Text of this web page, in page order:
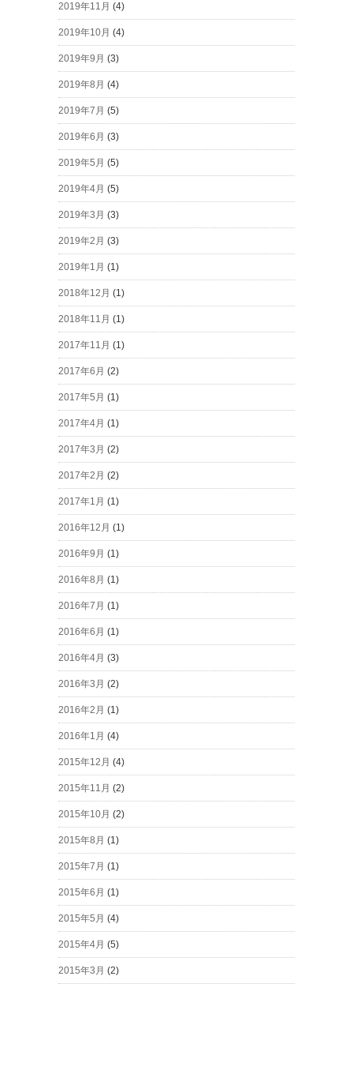
2019年11月 (4)
2019年10月 (4)
2019年9月 (3)
2019年8月 (4)
2019年7月 (5)
2019年6月 (3)
2019年5月 (5)
2019年4月 (5)
2019年3月 (3)
2019年2月 (3)
2019年1月 (1)
2018年12月 (1)
2018年11月 (1)
2017年11月 (1)
2017年6月 (2)
2017年5月 (1)
2017年4月 (1)
2017年3月 (2)
2017年2月 (2)
2017年1月 (1)
2016年12月 (1)
2016年9月 (1)
2016年8月 (1)
2016年7月 (1)
2016年6月 (1)
2016年4月 (3)
2016年3月 (2)
2016年2月 (1)
2016年1月 (4)
2015年12月 (4)
2015年11月 (2)
2015年10月 (2)
2015年8月 (1)
2015年7月 (1)
2015年6月 (1)
2015年5月 (4)
2015年4月 (5)
2015年3月 (2)